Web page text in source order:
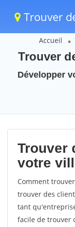
Trouver
Accueil
Trouver
Développer
Trouver
votre
Comment
trouver des
tant
facile de trouver